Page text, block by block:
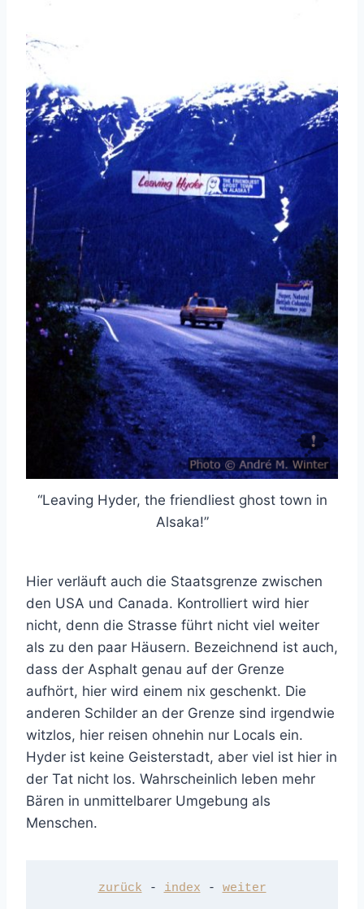
“Leaving Hyder, the friendliest ghost town in
Alsaka!”
Hier verläuft auch die Staatsgrenze zwischen
den USA und Canada. Kontrolliert wird hier
nicht, denn die Strasse führt nicht viel weiter
als zu den paar Häusern. Bezeichnend ist auch,
dass der Asphalt genau auf der Grenze
aufhört, hier wird einem nix geschenkt. Die
anderen Schilder an der Grenze sind irgendwie
witzlos, hier reisen ohnehin nur Locals ein.
Hyder ist keine Geisterstadt, aber viel ist hier in
der Tat nicht los. Wahrscheinlich leben mehr
Bären in unmittelbarer Umgebung als
Menschen.
zurück - index - weiter